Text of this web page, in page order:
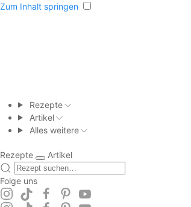
Zum Inhalt springen
Rezepte
Artikel
Alles weitere
Rezepte Artikel
Folge uns